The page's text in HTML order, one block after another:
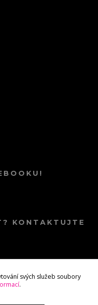
KONTAKTUJTE
svých služeb soubory
.